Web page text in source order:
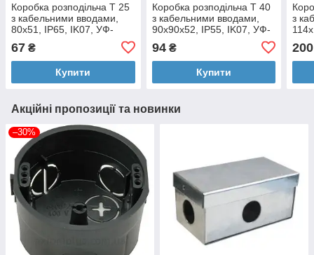
Коробка розподільча Т 25
з кабельними вводами,
80х51, ІР65, IK07, УФ-
67 ₴
Купити
Коробка розподільча Т 40
з кабельними вводами,
90х90х52, ІР55, IK07, УФ-
94₴
Купити
з
200
Акційні пропозиції та новинки
–30%